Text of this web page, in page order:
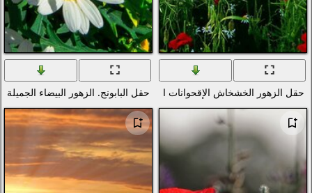
ألعاب الفيديو
الأفلام
بساطتها
الرسوم
الأغذية والمشروبات
المنزل والداخلية
العلامات التجارية والشعارات
حقل البابونج. الزهور البيضاء الجميلة
الغروب الغيوم